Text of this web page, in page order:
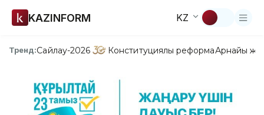
KAZINFORM KZ
Тренд:Сайлау-2026 Конституциялық реформаАрнайы